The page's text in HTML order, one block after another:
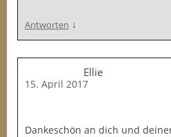
Antworten ↓
Ellie
15. April 2017
Dankeschön an dich und